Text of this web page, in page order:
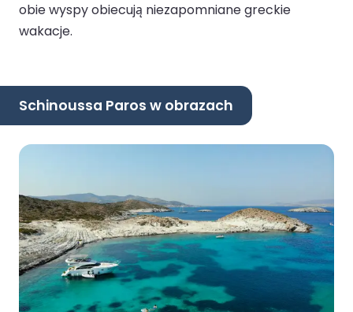
obie wyspy obiecują niezapomniane greckie
wakacje.
Schinoussa Paros w obrazach